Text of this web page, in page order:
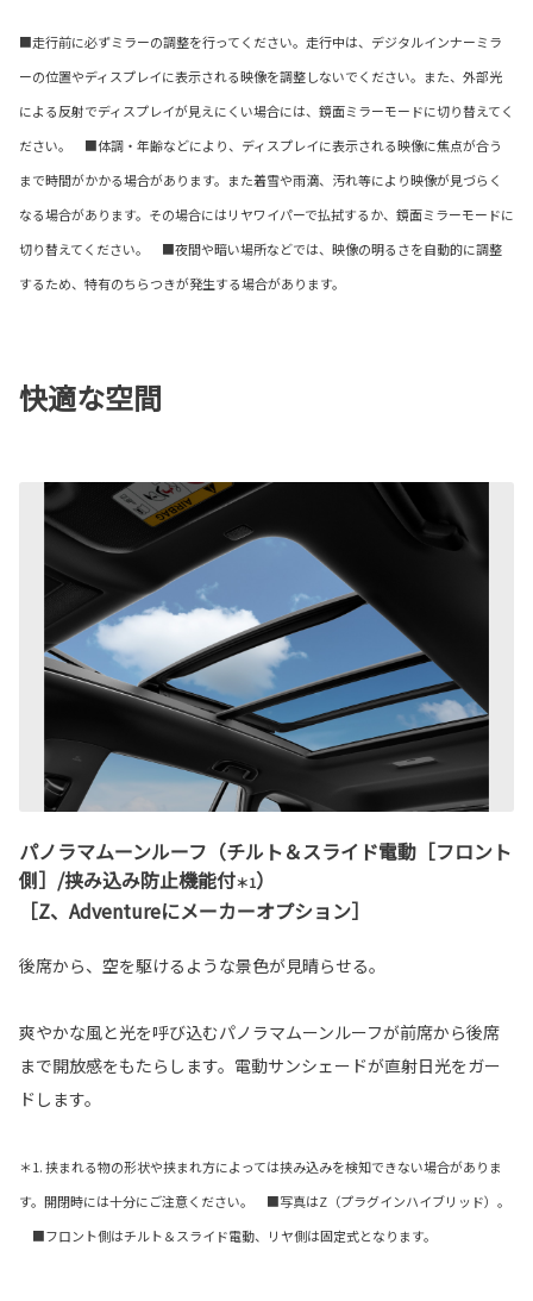
■走行前に必ずミラーの調整を行ってください。走行中は、デジタルインナーミラ
ーの位置やディスプレイに表示される映像を調整しないでください。また、外部光
による反射でディスプレイが見えにくい場合には、鏡面ミラーモードに切り替えてく
ださい。 ■体調・年齢などにより、ディスプレイに表示される映像に焦点が合う
まで時間がかかる場合があります。また着雪や雨滴、汚れ等により映像が見づらく
なる場合があります。その場合にはリヤワイパーで払拭するか、鏡面ミラーモードに
切り替えてください。 ■夜間や暗い場所などでは、映像の明るさを自動的に調整
するため、特有のちらつきが発生する場合があります。
快適な空間
パノラマムーンルーフ（チルト＆スライド電動［フロント
側］/挟み込み防止機能付＊1）
［Z、Adventureにメーカーオプション］
後席から、空を駆けるような景色が見晴らせる。
爽やかな風と光を呼び込むパノラマムーンルーフが前席から後席
まで開放感をもたらします。電動サンシェードが直射日光をガー
ドします。
＊1. 挟まれる物の形状や挟まれ方によっては挟み込みを検知できない場合がありま
す。開閉時には十分にご注意ください。 ■写真はZ（プラグインハイブリッド）。
■フロント側はチルト＆スライド電動、リヤ側は固定式となります。